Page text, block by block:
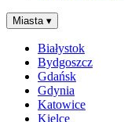
Miasta ▾
Białystok
Bydgoszcz
Gdańsk
Gdynia
Katowice
Kielce